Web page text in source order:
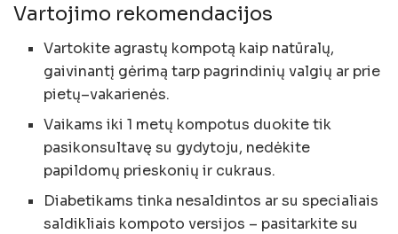
Vartojimo rekomendacijos
Vartokite agrastų kompotą kaip natūralų,
gaivinantį gėrimą tarp pagrindinių valgių ar prie
pietų–vakarienės.
Vaikams iki 1 metų kompotus duokite tik
pasikonsultavę su gydytoju, nedėkite
papildomų prieskonių ir cukraus.
Diabetikams tinka nesaldintos ar su specialiais
saldikliais kompoto versijos – pasitarkite su